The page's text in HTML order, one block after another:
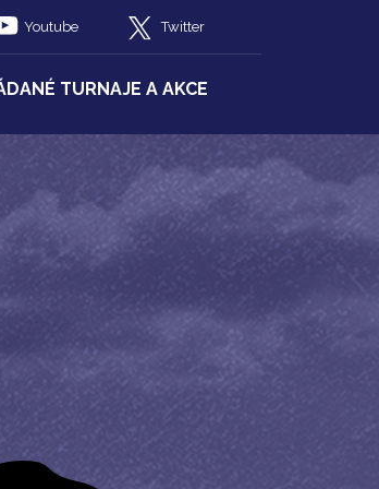
Youtube Twitter
TURNAJE A AKCE